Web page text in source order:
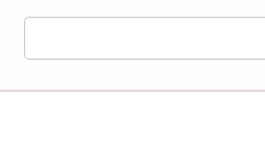
Поиск: